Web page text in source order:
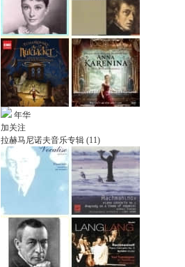
年华
加关注
拉赫马尼诺夫音乐专辑 (11)